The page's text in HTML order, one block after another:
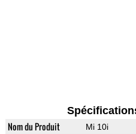
Nom du Produit Mi 10i